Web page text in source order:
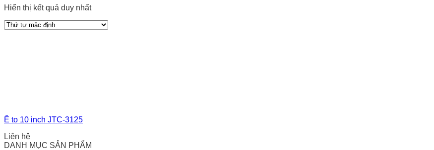
Hiển thị kết quả duy nhất
Ê to 10 inch JTC-3125
Liên hệ
DANH MỤC SẢN PHẨM